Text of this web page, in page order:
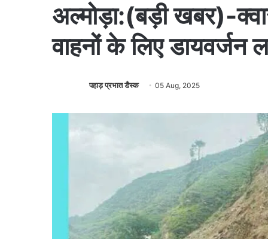
अल्मोड़ा:(बड़ी खबर)-
वाहनों के लिए डायवर्जन
पहाड़ प्रभात डैस्क 05 Aug, 2025